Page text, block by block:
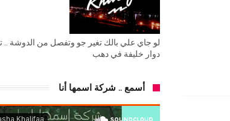
لو جاي علي بالك تغير جو وتفصل من الدوشة ..
دوار خليفة في دهب
أسمع .. شركة اسمها أنا